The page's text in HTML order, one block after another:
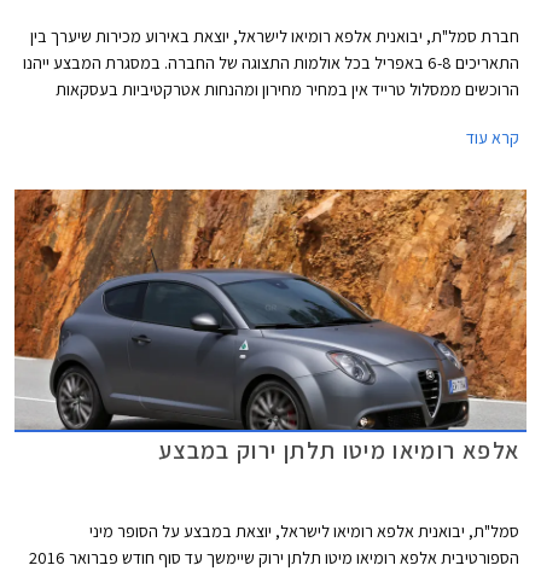
חברת סמל"ת, יבואנית אלפא רומיאו לישראל, יוצאת באירוע מכירות שיערך בין
התאריכים 6-8 באפריל בכל אולמות התצוגה של החברה. במסגרת המבצע ייהנו
הרוכשים ממסלול טרייד אין במחיר מחירון ומהנחות אטרקטיביות בעסקאות
קרא עוד
אלפא רומיאו מיטו תלתן ירוק במבצע
סמל"ת, יבואנית אלפא רומיאו לישראל, יוצאת במבצע על הסופר מיני
הספורטיבית אלפא רומיאו מיטו תלתן ירוק שיימשך עד סוף חודש פברואר 2016